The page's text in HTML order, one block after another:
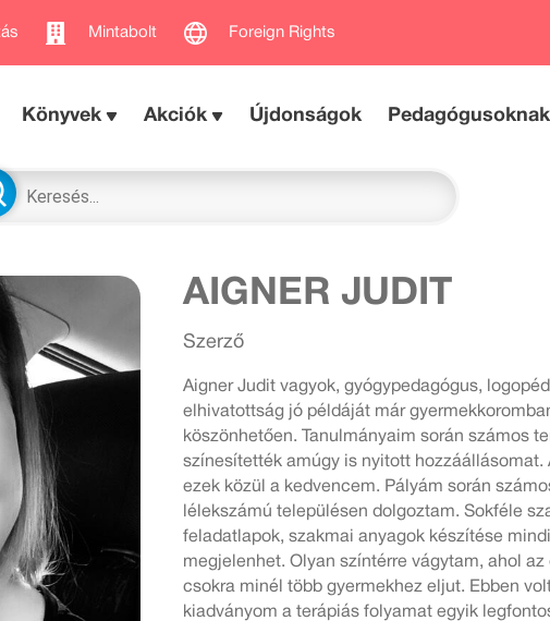
Mintabolt Foreign Rights
Könyvek Akciók Újdonságok Pedagógusoknak
AIGNER JUDIT
Szerző
Aigner Judit vagyok, gyógypedagógus,
elhivatottság jó példáját már
köszönhetően. Tanulmányaim során számos
színesítették amúgy is nyitott
ezek közül a kedvencem. Pályám során
lélekszámú településen dolgoztam. Sokféle
feladatlapok, szakmai anyagok készítése
megjelenhet. Olyan színtérre vágytam, ahol
csokra minél több gyermekhez eljut. Ebben
kiadványom a terápiás folyamat egyik